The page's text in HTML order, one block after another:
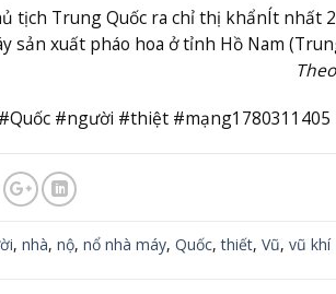
tịch Trung Quốc ra chỉ thị khẩnÍt nhất
xuất pháo hoa ở tỉnh Hồ Nam
#người #thiệt #mạng1780311405
, nhà, nộ, nổ nhà máy, Quốc,thiết, Vũ, vũ khí